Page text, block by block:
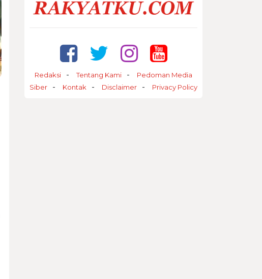
Redaksi Tentang Kami
Pedoman Media
Siber
Kontak Disclaimer Privacy Policy